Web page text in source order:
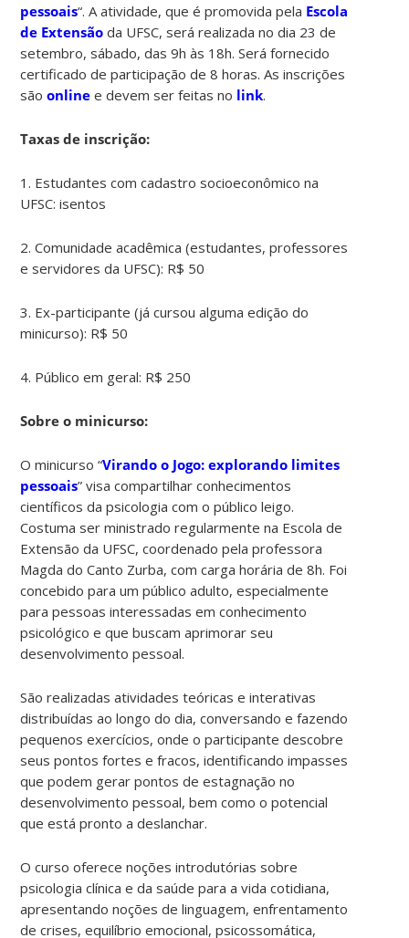
pessoais“. A atividade, que é promovida pela Escola
de Extensão da UFSC, será realizada no dia 23 de
setembro, sábado, das 9h às 18h. Será fornecido
certificado de participação de 8 horas. As inscrições
sãoonline e devem ser feitas no link.
Taxas de inscrição:
1. Estudantes com cadastro socioeconômico na
UFSC: isentos
2. Comunidade acadêmica (estudantes, professores
e servidores da UFSC): R$ 50
3. Ex-participante (já cursou alguma edição do
minicurso): R$ 50
4. Público em geral: R$ 250
Sobre o minicurso:
O minicurso “Virando o Jogo: explorando limites
pessoais” visa compartilhar conhecimentos
científicos da psicologia com o público leigo.
Costuma ser ministrado regularmente na Escola de
Extensão da UFSC, coordenado pela professora
Magda do Canto Zurba, com carga horária de 8h. Foi
concebido para um público adulto, especialmente
para pessoas interessadas em conhecimento
psicológico e que buscam aprimorar seu
desenvolvimento pessoal.
São realizadas atividades teóricas e interativas
distribuídas ao longo do dia, conversando e fazendo
pequenos exercícios, onde o participante descobre
seus pontos fortes e fracos, identificando impasses
que podem gerar pontos de estagnação no
desenvolvimento pessoal, bem como o potencial
que está pronto a deslanchar.
O curso oferece noções introdutórias sobre
psicologia clínica e da saúde para a vida cotidiana,
apresentando noções de linguagem, enfrentamento
de crises, equilíbrio emocional, psicossomática,